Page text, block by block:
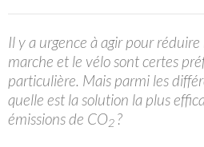
Il y a urgence à agir pour réduire
marche et le vélo sont certes
particulière. Mais parmi les
quelle est la solution la plus
émissions de CO2 ?